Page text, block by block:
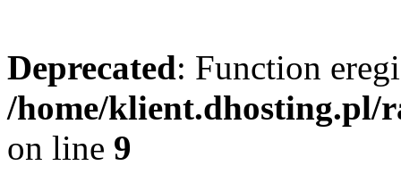
Deprecated: Function
/home/klient.dhosting.pl/
on line 9